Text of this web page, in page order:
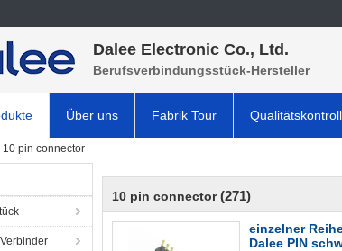
Dalee Electronic Co., Ltd.
Berufsverbindungsstück-Hersteller
Über uns Fabrik Tour
10 pin connector
10 pin connector (271)
einzelner
Dalee PIN